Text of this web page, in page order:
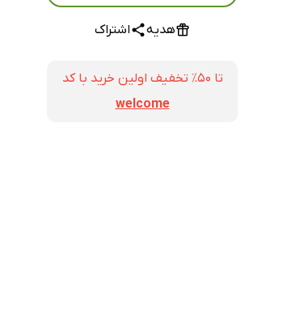
هدیه اشتراک
تا ۵۰٪ تخفیف اولین خرید با کد
welcome